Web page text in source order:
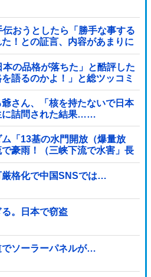
伝おうとしたら「勝手な事する
！との証言、内容があまりに
本の品格が落ちた」と酷評した
語るのかよ！」と総ツッコミ
さん、「核を持たないで日本
に詰問された結果……
「13基の水門開放（爆量放
豪雨！（三峡下流で水害」長
台風13号「中国本土...
厳格化で中国SNSでは…
。日本で窃盗
でソーラーパネルが…